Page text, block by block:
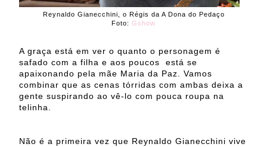
Reynaldo Gianecchini, o Régis da A Dona do Pedaço
Foto: Gshow
A graça está em ver o quanto o personagem é
safado com a filha e aos poucos está se
apaixonando pela mãe Maria da Paz. Vamos
combinar que as cenas tórridas com ambas deixa a
gente suspirando ao vê-lo com pouca roupa na
telinha.
Não é a primeira vez que Reynaldo Gianecchini vive